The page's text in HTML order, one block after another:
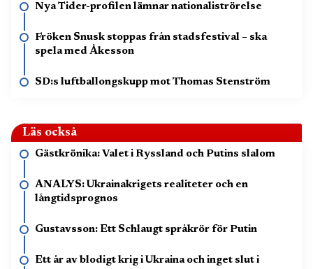
Nya Tider-profilen lämnar nationaliströrelse
Fröken Snusk stoppas från stadsfestival – ska
spela med Åkesson
SD:s luftballongskupp mot Thomas Stenström
Läs också
Gästkrönika: Valet i Ryssland och Putins slalom
ANALYS: Ukrainakrigets realiteter och en
långtidsprognos
Gustavsson: Ett Schlaugt språkrör för Putin
Ett år av blodigt krig i Ukraina och inget slut i